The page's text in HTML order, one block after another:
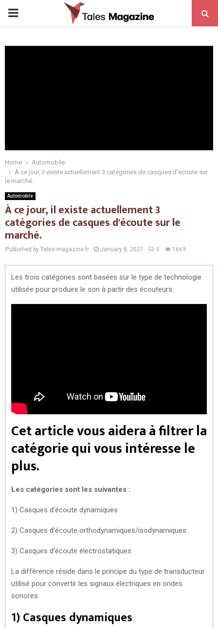
PRIMARY
Home
Automobile
À ce jour, il existe actuellement 3 catégories de casques d'écoute sur
le marché.
Automobile
À ce jour, il existe actuellement 3
catégories de casques d'écoute sur le
marché.
Published by Tales-magazine.fr January 8, 2021 0 1669
Les trois catégories sont basées sur le type de technologie
utilisée pour produire le son à partir des écouteurs.
Cet article vous aidera à filtrer la
catégorie qui vous intéresse le
plus.
Les catégories sont les suivantes :
1) Casques d’écoute dynamiques
2) Casques d’écoute orthodynamiques/isodynamiques
3) Casques d’écoute électrostatiques
La différence réside dans le principe du type de transducteur
utilisé pour convertir les signaux électriques en ondes
sonores.
1) Casques dynamiques